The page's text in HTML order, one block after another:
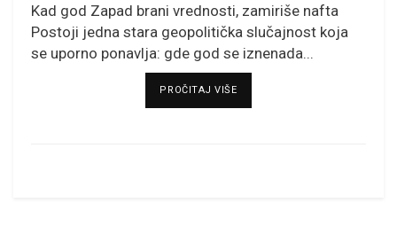
Kad god Zapad brani vrednosti, zamiriše nafta
Postoji jedna stara geopolitička slučajnost koja
se uporno ponavlja: gde god se iznenada...
PROČITAJ VIŠEDETAILS